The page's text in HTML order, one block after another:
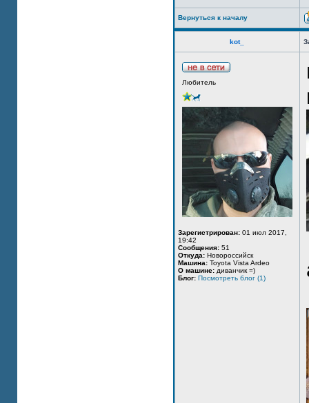
Вернуться к началу
kot_
Любитель
Зарегистрирован: 01 июл 2017,
19:42
Сообщения: 51
Откуда: Новороссийск
Машина: Toyota Vista Ardeo
О машине: диванчик =)
Блог: Посмотреть блог (1)